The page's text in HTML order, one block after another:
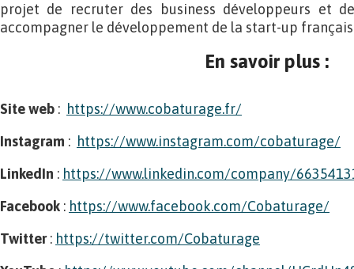
projet de recruter des business développeurs et
accompagner le développement de la start-up
En savoir plus :
Siteweb : https://www.cobaturage.fr/
Instagram : https://www.instagram.com/cobaturage/
LinkedIn : https://www.linkedin.com/company/
Facebook : https://www.facebook.com/Cobaturage/
Twitter: https://twitter.com/Cobaturage